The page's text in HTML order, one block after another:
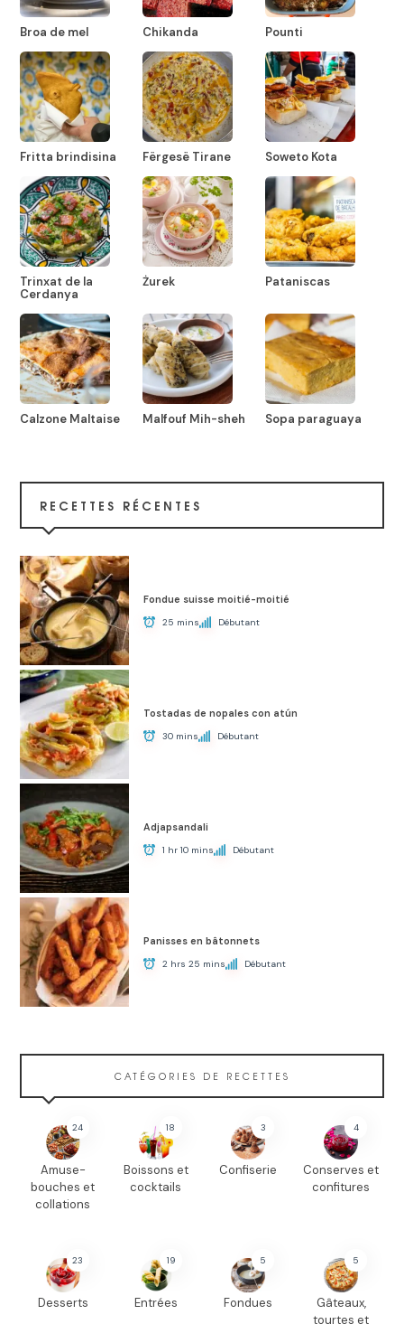
Broa de mel Chikanda Pounti
Fritta brindisina Fërgesë Tirane Soweto Kota
Trinxat de la
Cerdanya
Żurek Pataniscas
Calzone Maltaise Malfouf Mih-sheh Sopa paraguaya
RECETTES RÉCENTES
Fondue suisse moitié-moitié
25 mins Débutant
Tostadas de nopales con atún
30 mins Débutant
Adjapsandali
1 hr 10 mins Débutant
Panisses en bâtonnets
2 hrs 25 mins Débutant
CATÉGORIES DE RECETTES
24
Amuse-
bouches et
collations
18
Boissons et
cocktails
3
Confiserie
4
Conserves et
confitures
23
Desserts
19
Entrées
5
Fondues
5
Gâteaux,
tourtes et